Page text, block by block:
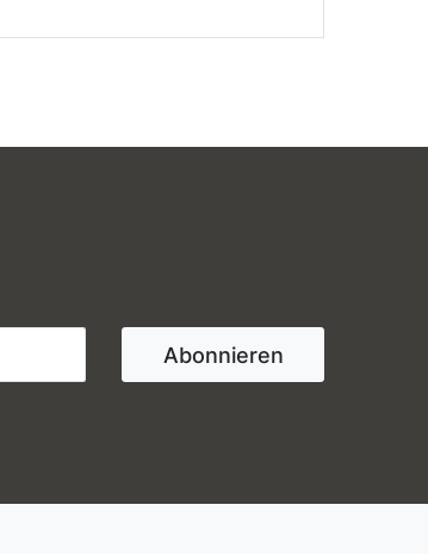
Abonnieren